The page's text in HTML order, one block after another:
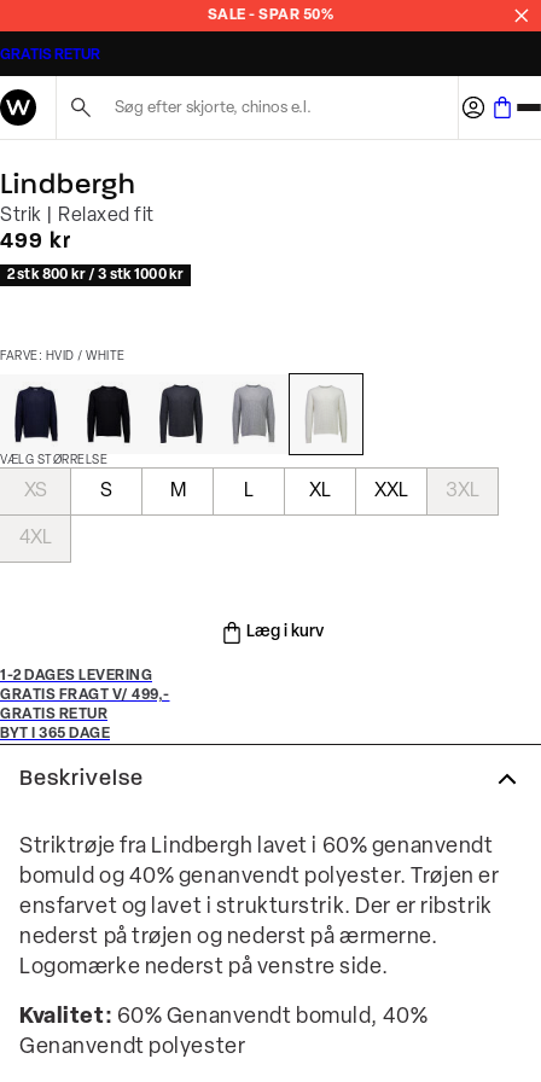
SALE - SPAR 50%
GRATIS RETUR
Lindbergh
Strik | Relaxed fit
I alt (inkl. rabat)
499 kr
2 stk 800 kr / 3 stk 1000 kr
FARVE: HVID / WHITE
VÆLG STØRRELSE
XS S M L XL XXL 3XL
4XL
Læg i kurv
1-2 DAGES LEVERING
GRATIS FRAGT V/ 499,-
GRATIS RETUR
BYT I 365 DAGE
Beskrivelse
Striktrøje fra Lindbergh lavet i 60% genanvendt
bomuld og 40% genanvendt polyester. Trøjen er
ensfarvet og lavet i strukturstrik. Der er ribstrik
nederst på trøjen og nederst på ærmerne.
Logomærke nederst på venstre side.
Kvalitet: 60% Genanvendt bomuld, 40%
Genanvendt polyester